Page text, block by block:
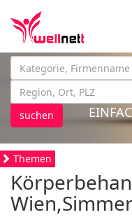
suchen
Themen